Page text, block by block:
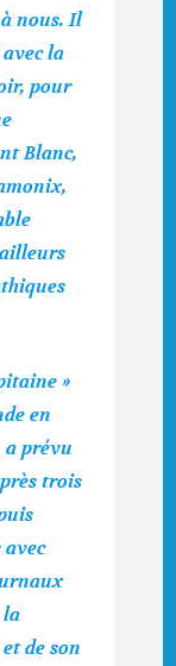
nous. Il
la
pour
Blanc,
»
en
prévu
trois
la
de son